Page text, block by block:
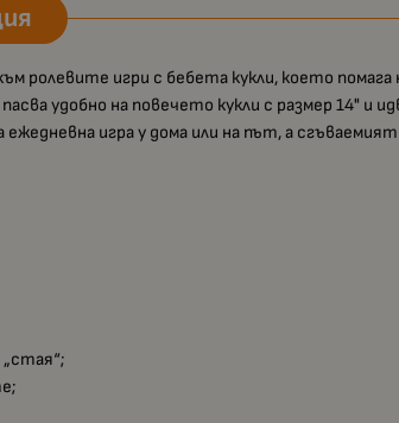
ролевите игри с бебета кукли, което
удобно на повечето кукли с размер 14" и
игра у дома или на път, а